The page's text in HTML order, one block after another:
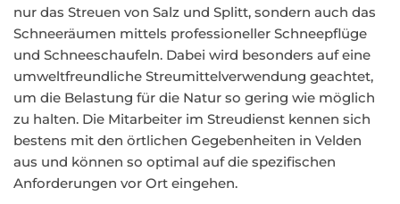
nur das Streuen von Salz und Splitt, sondern auch das
Schneeräumen mittels professioneller Schneepflüge
und Schneeschaufeln. Dabei wird besonders auf eine
umweltfreundliche Streumittelverwendung geachtet,
um die Belastung für die Natur so gering wie möglich
zu halten. Die Mitarbeiter im Streudienst kennen sich
bestens mit den örtlichen Gegebenheiten in Velden
aus und können so optimal auf die spezifischen
Anforderungen vor Ort eingehen.